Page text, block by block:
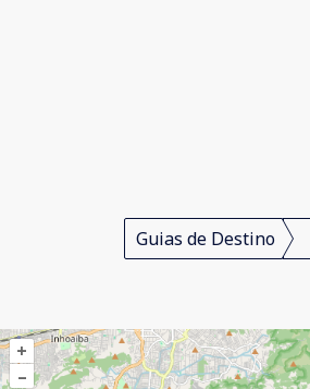
Guias de Destino
+
–